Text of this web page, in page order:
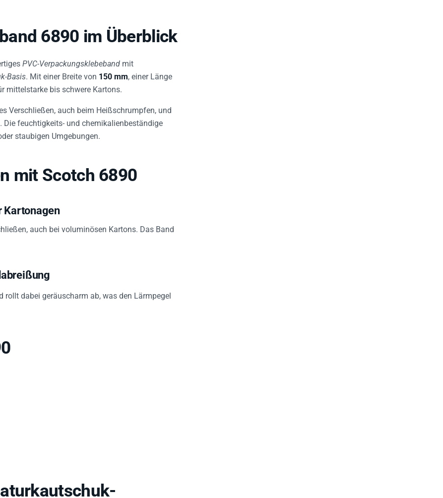
6890 im Überblick
PVC-Verpackungsklebeband mit
Basis . Mit einer Breite von 150 mm , einer Länge
mittelstarke bis schwere Kartons.
Verschließen, auch beim Heißschrumpfen, und
Die feuchtigkeits- und chemikalienbeständige
staubigen Umgebungen.
mit Scotch 6890
Kartonagen
auch bei voluminösen Kartons. Das Band
dabei geräuscharm ab, was den Lärmpegel